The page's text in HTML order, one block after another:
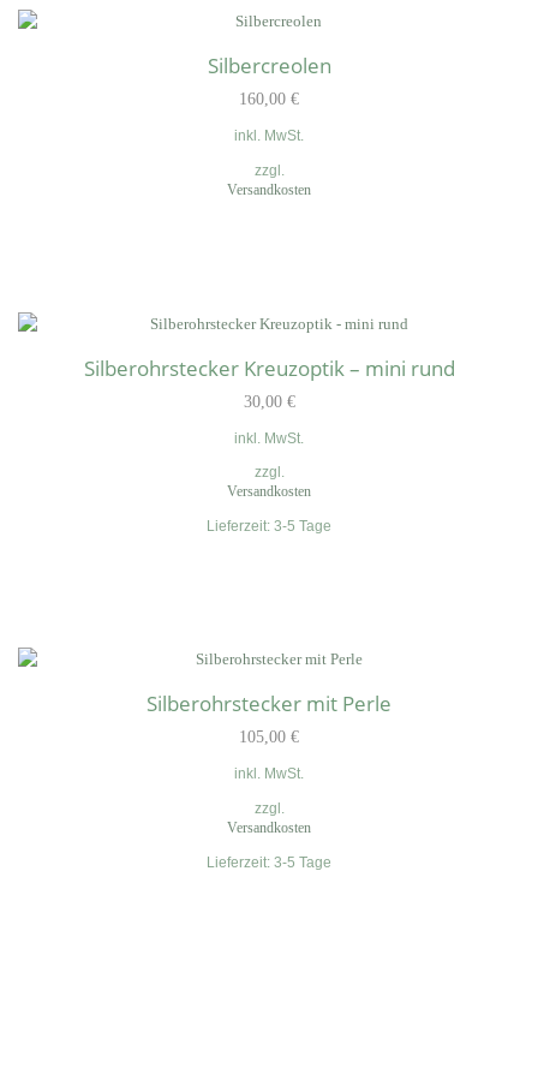
Silbercreolen
160,00 €
inkl. MwSt.
zzgl.
Versandkosten
Silberohrstecker Kreuzoptik – mini rund
30,00 €
inkl. MwSt.
zzgl.
Versandkosten
Lieferzeit: 3-5 Tage
Silberohrstecker mit Perle
105,00 €
inkl. MwSt.
zzgl.
Versandkosten
Lieferzeit: 3-5 Tage